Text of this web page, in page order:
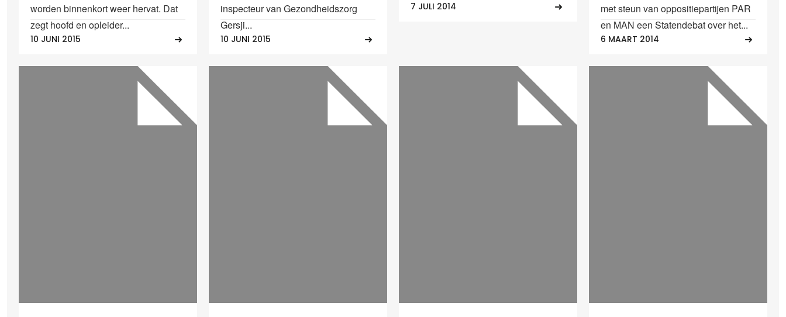
worden binnenkort weer hervat. Dat
zegt hoofd en opleider...
10 JUNI 2015
inspecteur van Gezondheidszorg
Gersji...
10 JUNI 2015
7 JULI 2014
met steun van oppositiepartijen PAR
en MAN een Statendebat over het...
6 MAART 2014